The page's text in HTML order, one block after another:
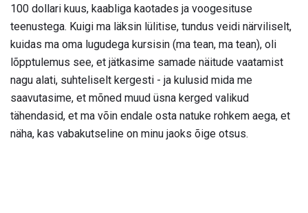
100 dollari kuus, kaabliga kaotades ja voogesituse
teenustega. Kuigi ma läksin lülitise, tundus veidi närviliselt,
kuidas ma oma lugudega kursisin (ma tean, ma tean), oli
lõpptulemus see, et jätkasime samade näitude vaatamist
nagu alati, suhteliselt kergesti - ja kulusid mida me
saavutasime, et mõned muud üsna kerged valikud
tähendasid, et ma võin endale osta natuke rohkem aega, et
näha, kas vabakutseline on minu jaoks õige otsus.